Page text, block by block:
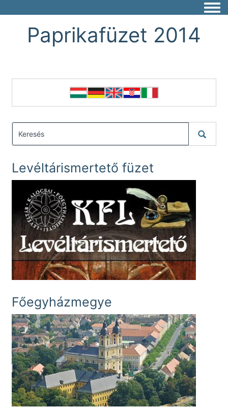
Paprikafüzet 2014
Levéltárismertető füzet
Főegyházmegye